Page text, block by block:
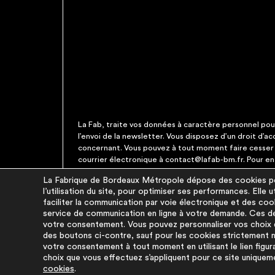
La Fab, traite vos données à caractère personnel
l’envoi de la newsletter. Vous disposez d’un droit
concernant. Vous pouvez à tout moment faire
courrier électronique à contact@lafab-bm.fr. Pour
À PROPOS
La démarche
La base du réemploi
FAQ
La Fabrique de Bordeaux Métropole dépose des cookies
l’utilisation du site, pour optimiser ses performances.
faciliter la communication par voie électronique et des
service de communication en ligne à votre demande. Ces
votre consentement. Vous pouvez personnaliser vos
des boutons ci-contre, sauf pour les cookies strictement
votre consentement à tout moment en utilisant le lien
choix que vous effectuez s’appliquent pour ce site
cookies.